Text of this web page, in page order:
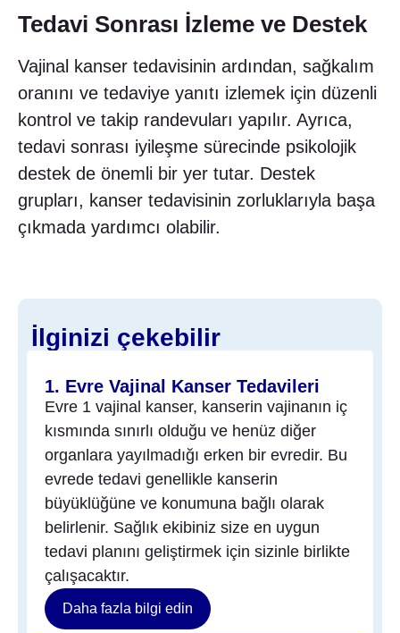
Tedavi Sonrası İzleme ve Destek
Vajinal kanser tedavisinin ardından, sağkalım
oranını ve tedaviye yanıtı izlemek için düzenli
kontrol ve takip randevuları yapılır. Ayrıca,
tedavi sonrası iyileşme sürecinde psikolojik
destek de önemli bir yer tutar. Destek
grupları, kanser tedavisinin zorluklarıyla başa
çıkmada yardımcı olabilir.
İlginizi çekebilir
1. Evre Vajinal Kanser Tedavileri
Evre 1 vajinal kanser, kanserin vajinanın iç
kısmında sınırlı olduğu ve henüz diğer
organlara yayılmadığı erken bir evredir. Bu
evrede tedavi genellikle kanserin
büyüklüğüne ve konumuna bağlı olarak
belirlenir. Sağlık ekibiniz size en uygun
tedavi planını geliştirmek için sizinle birlikte
çalışacaktır.
Daha fazla bilgi edin